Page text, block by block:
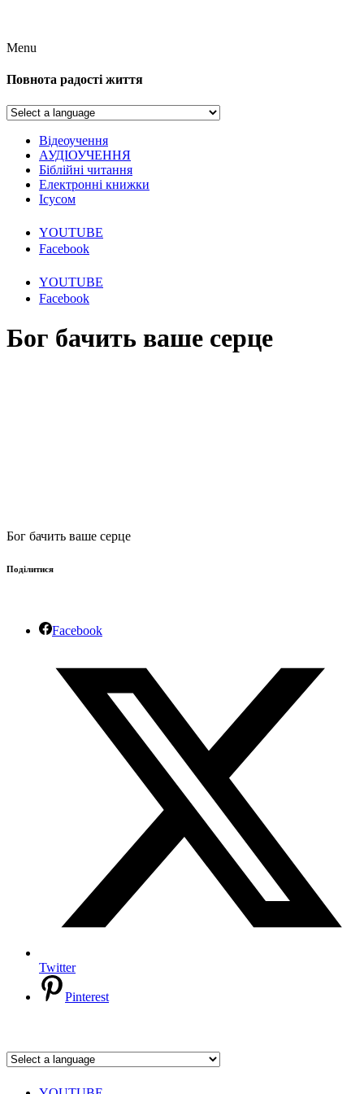
Menu
Повнота радості життя
Відеоучення
АУДІОУЧЕННЯ
Біблійні читання
Електронні книжки
Ісусом
YOUTUBE
Facebook
YOUTUBE
Facebook
Бог бачить ваше серце
Бог бачить ваше серце
Поділитися
Facebook
Twitter
Pinterest